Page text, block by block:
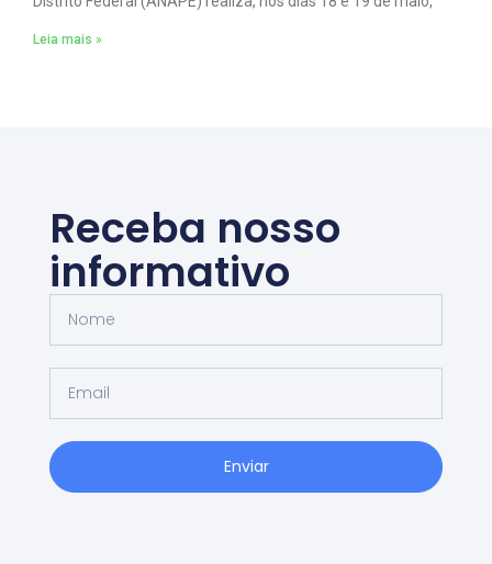
Leia mais »
Receba nosso
informativo
Enviar